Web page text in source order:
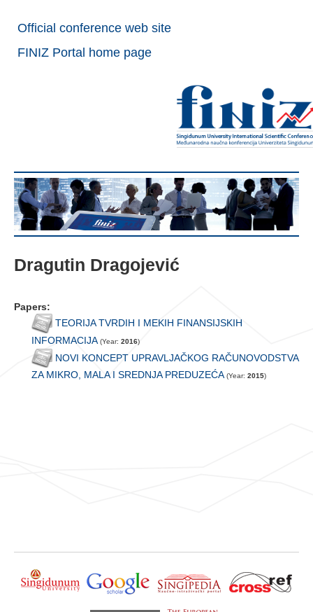
Official conference web site
FINIZ Portal home page
Dragutin Dragojević
Papers:
TEORIJA TVRDIH I MEKIH FINANSIJSKIH
INFORMACIJA (Year: 2016)
NOVI KONCEPT UPRAVLJAČKOG RAČUNOVODSTVA
ZA MIKRO, MALA I SREDNJA PREDUZEĆA (Year: 2015)